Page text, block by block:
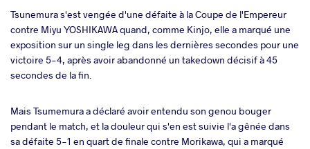
Tsunemura s'est vengée d'une défaite à la Coupe de l'Empereur
contre Miyu YOSHIKAWA quand, comme Kinjo, elle a marqué une
exposition sur un single leg dans les dernières secondes pour une
victoire 5-4, après avoir abandonné un takedown décisif à 45
secondes de la fin.
Mais Tsumemura a déclaré avoir entendu son genou bouger
pendant le match, et la douleur qui s'en est suivie l'a gênée dans
sa défaite 5-1 en quart de finale contre Morikawa, qui a marqué